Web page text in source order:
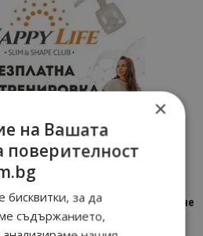
картичка от…”: Петрич – Изживяване
×
на Вашата
поверителност
бисквитки, за да
съдържанието,